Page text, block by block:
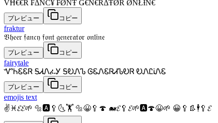
VĦ€€Ř ₣ΔŇĆ¥ ₣ØŇŦ Ǥ€Ň€ŘΔŦØŘ ØŇŁƗŇ€
プレビュー コピー
fraktur
𝔙𝔥𝔢𝔢𝔯 𝔣𝔞𝔫𝔠𝔶 𝔣𝔬𝔫𝔱 𝔤𝔢𝔫𝔢𝔯𝔞𝔱𝔬𝔯 𝔬𝔫𝔩𝔦𝔫𝔢
プレビュー コピー
fairytale
ᏉᏂᏋᏋᏒ ᎦᏗᏁፈᎩ ᎦᎧᏁᏖ ᎶᏋᏁᏋᏒᏗᏖᎧᏒ ᎧᏁᏝᎥᏁᏋ
プレビュー コピー
emojis text
✌♓𝓔𝓔🌱 🔩🅰🥄🌜🏋 🔩😀🥄🍄 🐋𝓔🥄𝓔🌱🅰🍄😀🌱 😀🥄👢🕴🥄𝓔